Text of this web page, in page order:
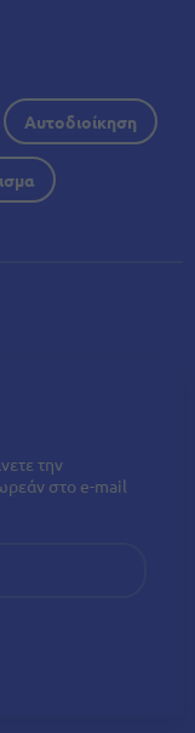
Αυτοδιοίκηση
την
στο e-mail